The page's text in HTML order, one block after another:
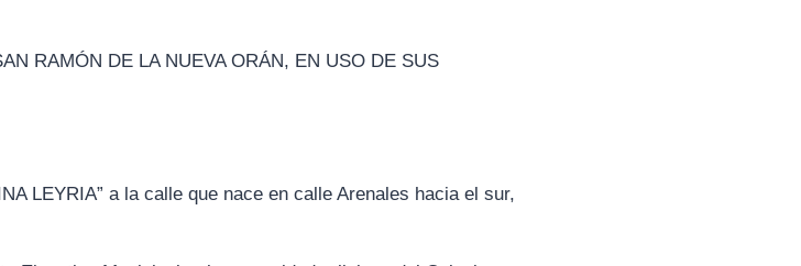
RAMÓN DE LA NUEVA ORÁN, EN USO DE SUS
LEYRIA” a la calle que nace en calle Arenales hacia el sur,